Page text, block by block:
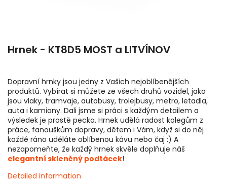
Hrnek - KT8D5 MOST a LITVÍNOV
Dopravní hrnky jsou jedny z Vašich nejoblíbenějších
produktů. Vybírat si můžete ze všech druhů vozidel, jako
jsou vlaky, tramvaje, autobusy, trolejbusy, metro, letadla,
auta i kamiony. Dali jsme si práci s každým detailem a
výsledek je prostě pecka. Hrnek udělá radost kolegům z
práce, fanouškům dopravy, dětem i Vám, když si do něj
každé ráno uděláte oblíbenou kávu nebo čaj :) A
nezapomeňte, že každý hrnek skvěle doplňuje náš
elegantní skleněný podtácek!
Detailed information